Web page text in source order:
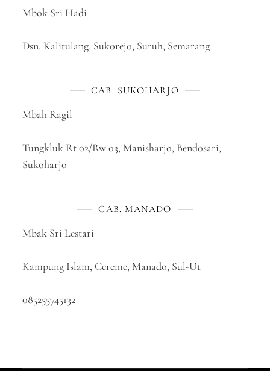
Mbok Sri Hadi
Dsn. Kalitulang, Sukorejo, Suruh, Semarang
CAB. SUKOHARJO
Mbah Ragil
Tungkluk Rt 02/Rw 03, Manisharjo, Bendosari,
Sukoharjo
CAB. MANADO
Mbak Sri Lestari
Kampung Islam, Cereme, Manado, Sul-Ut
085255745132